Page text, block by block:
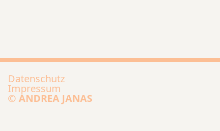
Datenschutz
Impressum
© ANDREA JANAS